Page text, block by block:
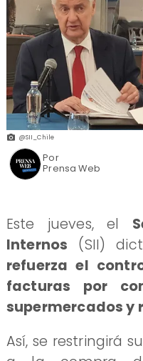
@SII_Chile
Prensa Web
Por
​Este jueves, el
Internos (SII)
refuerza el
facturas por
supermercados y
Así, se restringirá